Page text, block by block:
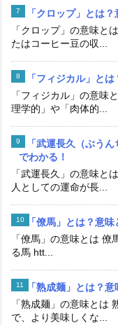
「クロップ」とは
「クロップ」の意味と
たはコーヒー豆の収...
「フィジカル」と
「フィジカル」の意味
理学的」や「肉体的...
「武運長久（ぶう
でわかる！
「武運長久」の意味と
人としての運命が長...
「僚馬」とは？意
「僚馬」の意味とは
る馬 htt...
「熟成麺」とは？
「熟成麺」の意味とは
で、より美味しくな...